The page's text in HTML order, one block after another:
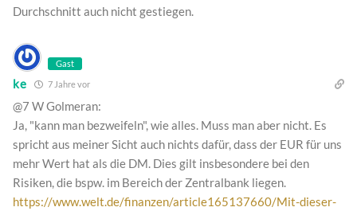
Durchschnitt auch nicht gestiegen.
Gast
ke 7 Jahre vor
@7 W Golmeran:
Ja, "kann man bezweifeln", wie alles. Muss man aber nicht. Es
spricht aus meiner Sicht auch nichts dafür, dass der EUR für uns
mehr Wert hat als die DM. Dies gilt insbesondere bei den
Risiken, die bspw. im Bereich der Zentralbank liegen.
https://www.welt.de/finanzen/article165137660/Mit-dieser-